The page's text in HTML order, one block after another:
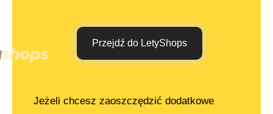
Przejdź do LetyShops
Jeżeli chcesz zaoszczędzić dodatkowe